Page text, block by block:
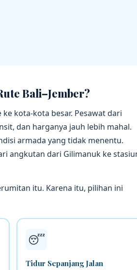
Bali–Jember?
kota-kota besar. Pesawat dari
dan harganya jauh lebih mahal.
armada yang tidak menentu.
angkutan dari Gilimanuk ke
itu. Karena itu, pilihan ini
😴
Tidur Sepanjang Jalan